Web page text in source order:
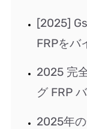
[2025]
FRPをバ
2025 完
グ FRP
2025年